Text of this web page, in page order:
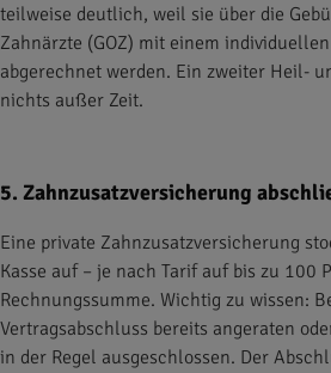
teilweise deutlich, weil sie über die
Zahnärzte (GOZ) mit einem
abgerechnet werden. Ein zweiter Heil-
nichts außer Zeit.
5. Zahnzusatzversicherung
Eine private Zahnzusatzversicherung
Kasse auf – je nach Tarif auf bis zu 100
Rechnungssumme. Wichtig zu wissen:
Vertragsabschluss bereits angeraten
in der Regel ausgeschlossen. Der